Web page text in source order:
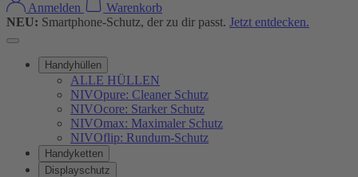
Anmelden
Warenkorb
NEU: Smartphone-Schutz, der zu dir passt. Jetzt entdecken.
Handyhüllen
ALLE HÜLLEN
NIVOpure: Cleaner Schutz
NIVOcore: Starker Schutz
NIVOmax: Maximaler Schutz
NIVOflip: Rundum-Schutz
Handyketten
Displayschutz